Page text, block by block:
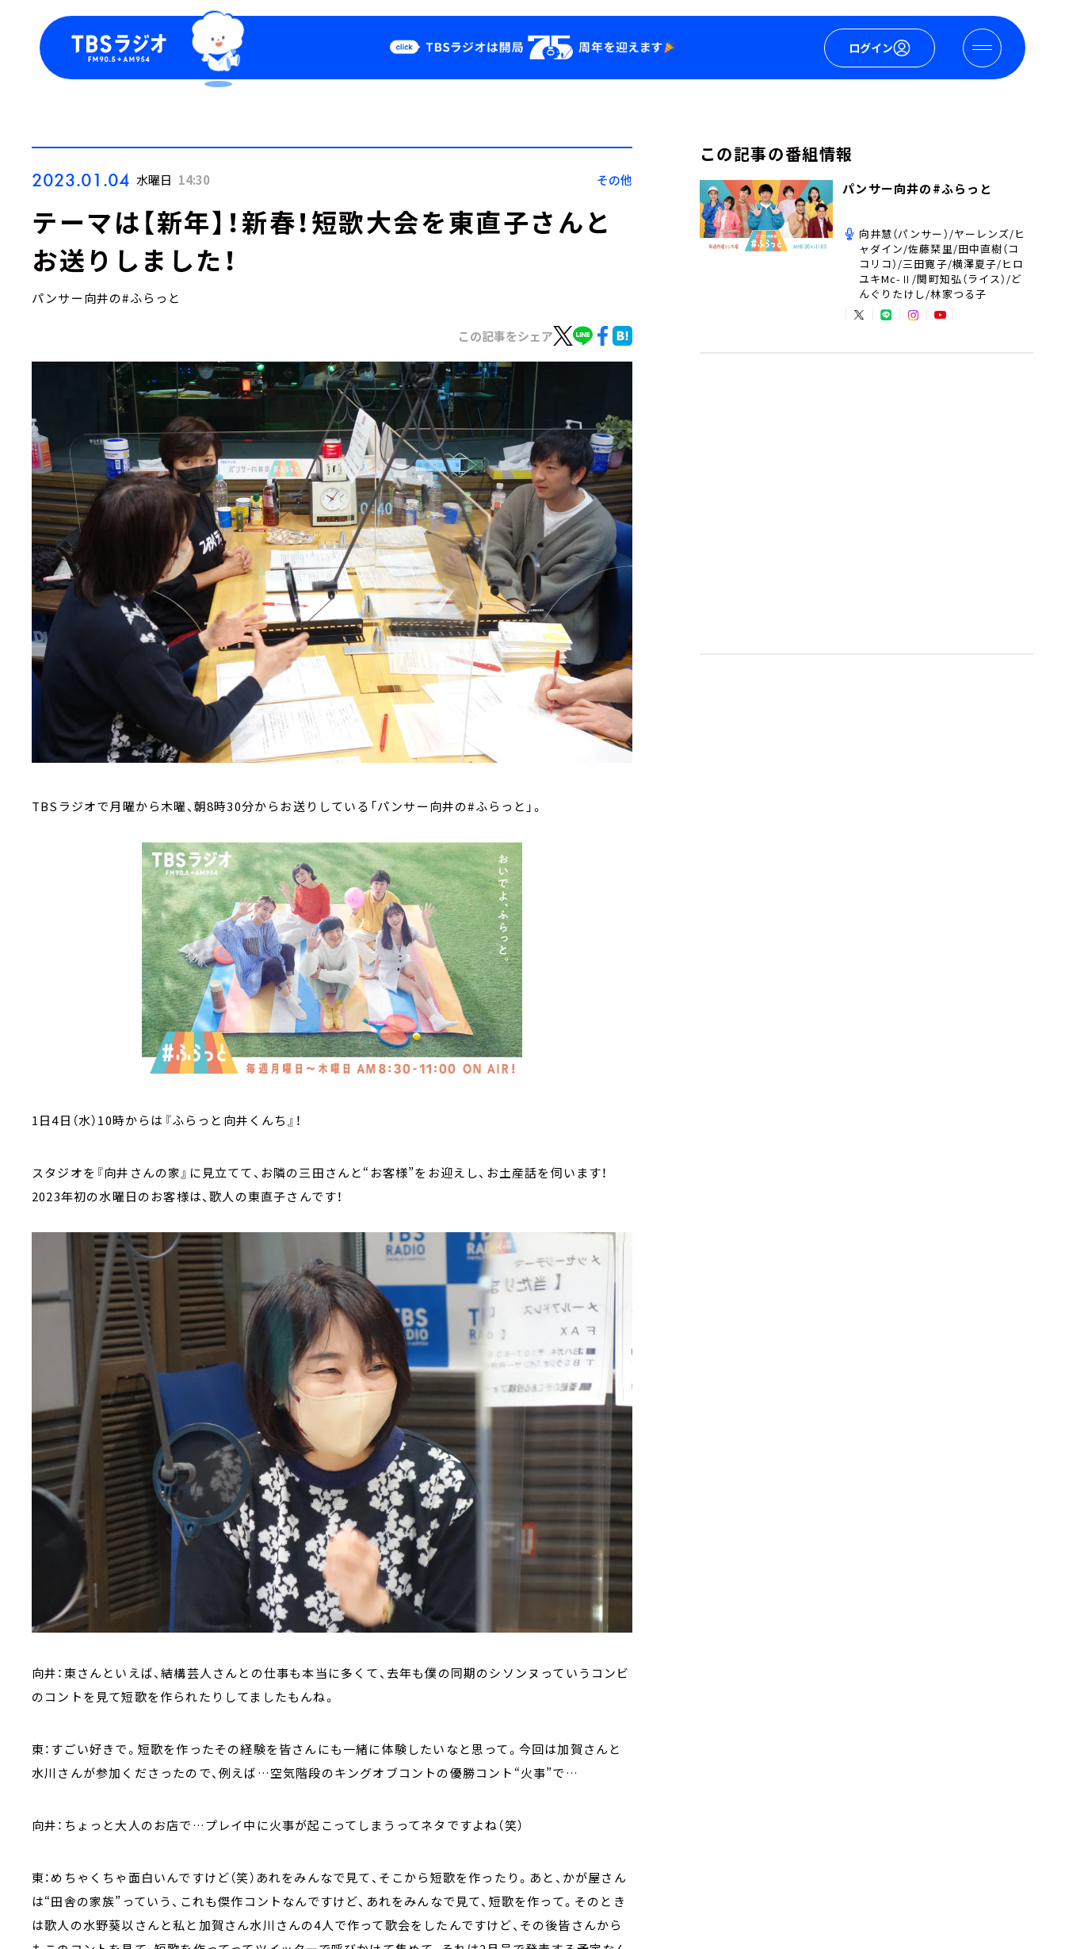
ログイン
Podcast
YouTube
2023.01.04 水曜日 14:30 その他
テーマは【新年】！新春！短歌大会を東直子さんと
お送りしました！
パンサー向井の#ふらっと
この記事をシェア
TBSラジオで月曜から木曜、朝8時30分からお送りしている「パンサー向井の#ふらっと」。
1日4日（水）10時からは『ふらっと向井くんち』！
スタジオを『向井さんの家』に見立てて、お隣の三田さんと“お客様”をお迎えし、お土産話を伺います！
2023年初の水曜日のお客様は、歌人の東直子さんです！
向井：東さんといえば、結構芸人さんとの仕事も本当に多くて、去年も僕の同期のシソンヌっていうコンビ
のコントを見て短歌を作られたりしてましたもんね。
東：すごい好きで。短歌を作ったその経験を皆さんにも一緒に体験したいなと思って。今回は加賀さんと
水川さんが参加くださったので、例えば…空気階段のキングオブコントの優勝コント“火事”で…
向井：ちょっと大人のお店で…プレイ中に火事が起こってしまうってネタですよね（笑）
東：めちゃくちゃ面白いんですけど（笑）あれをみんなで見て、そこから短歌を作ったり。あと、かが屋さん
は“田舎の家族”っていう、これも傑作コントなんですけど、あれをみんなで見て、短歌を作って。そのとき
は歌人の水野葵以さんと私と加賀さん水川さんの4人で作って歌会をしたんですけど、その後皆さんから
この記事の番組情報
パンサー向井の#ふらっと
向井慧（パンサー）/ヤーレンズ/ヒ
ャダイン/佐藤栞里/田中直樹（コ
コリコ）/三田寛子/横澤夏子/ヒロ
ユキMc-Ⅱ/関町知弘（ライス）/ど
んぐりたけし/林家つる子